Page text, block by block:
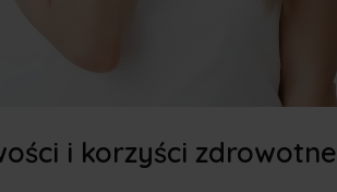
i korzyści zdrowotne